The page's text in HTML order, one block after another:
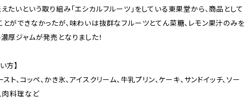
たいという取り組み「エシカルフルーツ」をしている東果堂から、商品として
とができなかったが、味わいは抜群なフルーツとてん菜糖、レモン果汁のみを
厚ジャムが発売となりました！
方】
スト、コッペ、かき氷、アイスクリーム、牛乳プリン、ケーキ、サンドイッチ、ソー
肉料理など